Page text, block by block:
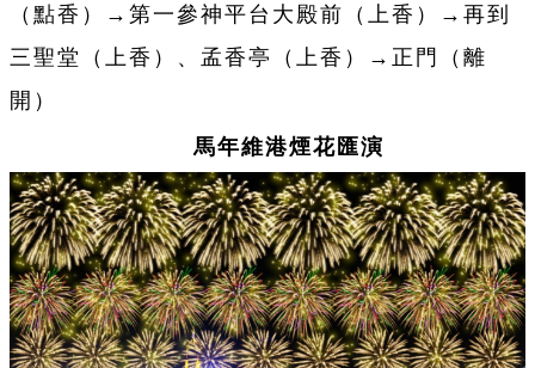
（點香）→第一參神平台大殿前（上香）→再到
三聖堂（上香）、孟香亭（上香）→正門（離
開）
馬年維港煙花匯演